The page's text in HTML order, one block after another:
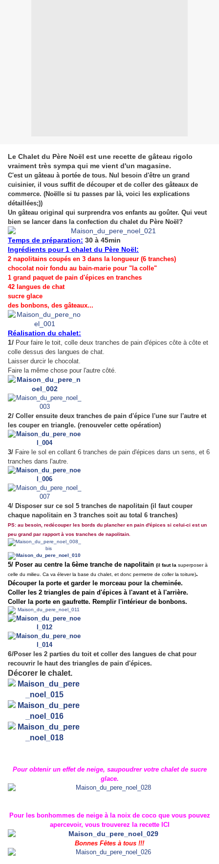
Le Chalet du Père Noël est une recette de gâteau rigolo
vraiment très sympa qui me vient d'un magasine.
C'est un gâteau à portée de tous. Nul besoin d'être un grand
cuisinier, il vous suffit de découper et de coller des gâteaux de
commerce. (Noëlle si tu passes par là, voici les explications
détaillées;))
Un gâteau original qui surprendra vos enfants au goûter. Qui veut
bien se lancer dans la confection du chalet du Père Noël?
Temps de préparation: 30 à 45min
Ingrédients pour 1 chalet du Père Noël:
2 napolitains coupés en 3 dans la longueur (6 tranches)
chocolat noir fondu au bain-marie pour "la colle"
1 grand paquet de pain d'épices en tranches
42 langues de chat
sucre glace
des bonbons, des gâteaux...
Réalisation du chalet:
1/ Pour faire le toit, colle deux tranches de pain d'épices côte à côte et
colle dessus des langues de chat.
Laisser durcir le chocolat.
Faire la même chose pour l'autre côté.
2/ Coller ensuite deux tranches de pain d'épice l'une sur l'autre et
les couper en triangle. (renouveler cette opération)
3/ Faire le sol en collant 6 tranches de pain d'épices dans un sens, et 6
tranches dans l'autre.
4/ Disposer sur ce sol 5 tranches de napolitain (il faut couper
chaque napolitain en 3 tranches soit au total 6 tranches)
PS: au besoin, redécouper les bords du plancher en pain d'épices si celui-ci est un
peu grand par rapport à vos tranches de napolitain.
5/ Poser au centre la 6ème tranche de napolitain (il faut la superposer à
celle du milieu. Ca va élever la base du chalet, et donc permetre de coller la toiture).
Découper la porte et garder le morceau pour la cheminée.
Coller les 2 triangles de pain d'épices à l'avant et à l'arrière.
Coller la porte en gaufrette. Remplir l'intérieur de bonbons.
6/Poser les 2 parties du toit et coller des langues de chat pour
recouvrir le haut des triangles de pain d'épices.
Décorer le chalet.
Pour obtenir un effet de neige, saupoudrer votre chalet de sucre
glace.
Pour les bonhommes de neige à la noix de coco que vous pouvez
apercevoir, vous trouverez la recette ICI
Bonnes Fêtes à tous !!!